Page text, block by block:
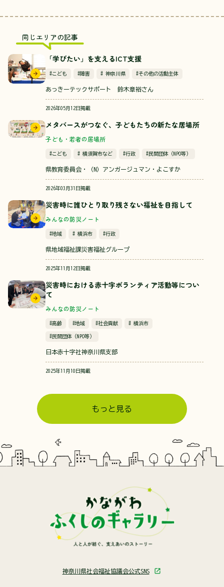
同じエリアの記事
「学びたい」を支えるICT支援
#こども #障害 # 神奈川県 #その他の活動主体
あっきーテックサポート 鈴木章裕さん
2026年05月12日掲載
メタバースがつなぐ、子どもたちの新たな居場所
子ども・若者の居場所
#こども # 横須賀市など #行政 #民間団体（NPO等）
県教育委員会・（N）アンガージュマン・よこすか
2026年03月31日掲載
災害時に誰ひとり取り残さない福祉を目指して
みんなの防災ノート
#地域 # 横浜市 #行政
県地域福祉課災害福祉グループ
2025年11月12日掲載
災害時における赤十字ボランティア活動等につい
て
みんなの防災ノート
#高齢 #地域 #社会貢献 # 横浜市
#民間団体（NPO等）
日本赤十字社神奈川県支部
2025年11月10日掲載
もっと見る
神奈川県社会福祉協議会公式SNS